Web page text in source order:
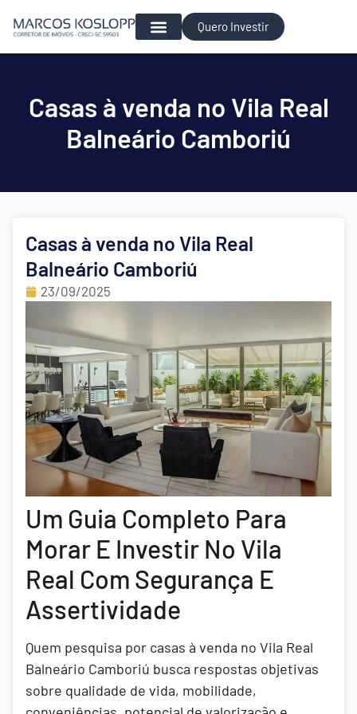
Quero Investir
Casas à venda no Vila Real
Balneário Camboriú
Casas à venda no Vila Real
Balneário Camboriú
23/09/2025
Um Guia Completo Para
Morar E Investir No Vila
Real Com Segurança E
Assertividade
Quem pesquisa por casas à venda no Vila Real
Balneário Camboriú busca respostas objetivas
sobre qualidade de vida, mobilidade,